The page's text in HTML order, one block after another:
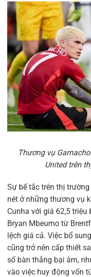
Thương vụ
United trên
Sự bế tắc trên thị
nét ở những thương vụ
Cunha với giá 62,5
Bryan Mbeumo từ
lệch giá cả. Việc bổ
cũng trở nên cấp thiết
số bàn thắng bại âm,
vào việc huy động vốn